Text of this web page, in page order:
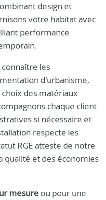
design et
votre habitat avec
performance
les
d'urbanisme,
des matériaux
chaque client
si nécessaire et
respecte les
RGE atteste de notre
qualité et des économies
mesure ou pour une